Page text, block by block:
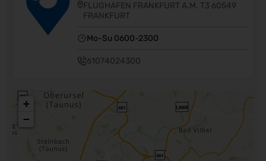
FLUGHAFEN FRANKFURT A.M. T3 60549
FRANKFURT
Mo-Su 0600-2300
61074024300
+
−